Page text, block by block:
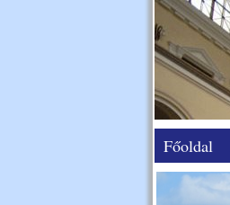
Főoldal